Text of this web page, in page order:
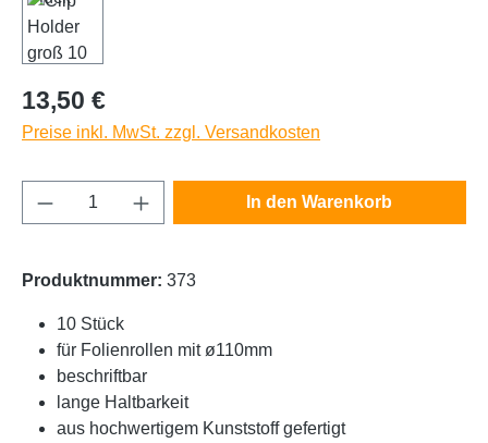
Regulärer Preis:
13,50 €
Preise inkl. MwSt. zzgl. Versandkosten
Produkt Anzahl: Gib den gewünschten
In den Warenkorb
Produktnummer: 373
10 Stück
für Folienrollen mit ø110mm
beschriftbar
lange Haltbarkeit
aus hochwertigem Kunststoff gefertigt